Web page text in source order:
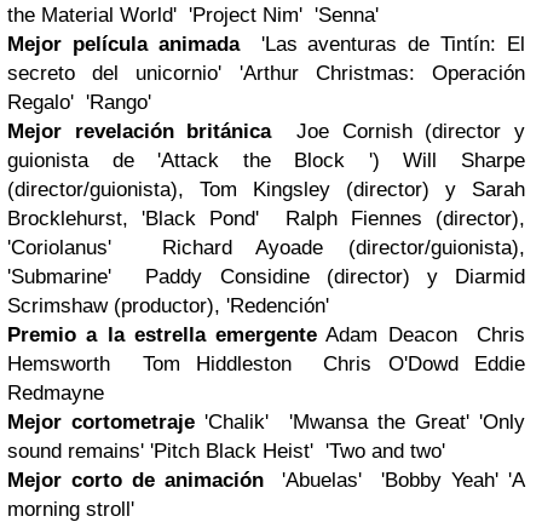
the Material World' 'Project Nim' 'Senna'
Mejor película animada
'Las aventuras de Tintín: El
secreto del unicornio' 'Arthur Christmas: Operación
Regalo' 'Rango'
Mejor revelación británica
Joe Cornish (director y
guionista de 'Attack the Block ') Will Sharpe
(director/guionista), Tom Kingsley (director) y Sarah
Brocklehurst, 'Black Pond' Ralph Fiennes (director),
'Coriolanus' Richard Ayoade (director/guionista),
'Submarine' Paddy Considine (director) y Diarmid
Scrimshaw (productor), 'Redención'
Premio a la estrella emergente Adam Deacon Chris
Hemsworth Tom Hiddleston Chris O'Dowd Eddie
Redmayne
Mejor cortometraje 'Chalik' 'Mwansa the Great' 'Only
sound remains' 'Pitch Black Heist' 'Two and two'
Mejor corto de animación
'Abuelas' 'Bobby Yeah' 'A
morning stroll'